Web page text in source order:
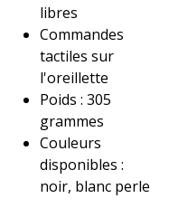
libres
Commandes
tactiles sur
l'oreillette
Poids : 305
grammes
Couleurs
disponibles :
noir, blanc perle